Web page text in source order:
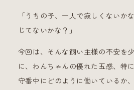
「うちの子、一人で寂しくないか
じてないかな？」
今回は、そんな飼い主様の不安を
に、わんちゃんの優れた五感、特に
守番中にどのように働いているか